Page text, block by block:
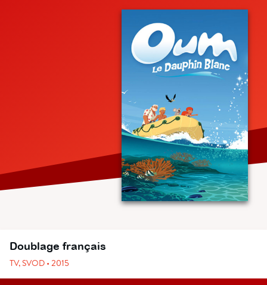
Doublage français
TV, SVOD • 2015